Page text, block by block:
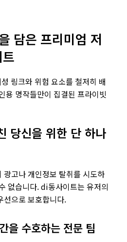
담은 프리미엄 저
링크와 위험 요소를 철저히 배
용 명작들만이 집결된 프라이빗
당신을 위한 단 하나
광고나 개인정보 탈취를 시도하
없습니다. di동사이트는 유저의
선으로 보호합니다.
을 수호하는 전문 팀